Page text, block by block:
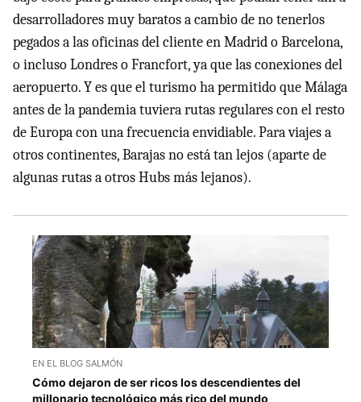
desarrolladores muy baratos a cambio de no tenerlos
pegados a las oficinas del cliente en Madrid o Barcelona,
o incluso Londres o Francfort, ya que las conexiones del
aeropuerto. Y es que el turismo ha permitido que Málaga
antes de la pandemia tuviera rutas regulares con el resto
de Europa con una frecuencia envidiable. Para viajes a
otros continentes, Barajas no está tan lejos (aparte de
algunas rutas a otros Hubs más lejanos).
EN EL BLOG SALMÓN
Cómo dejaron de ser ricos los descendientes del
millonario tecnológico más rico del mundo